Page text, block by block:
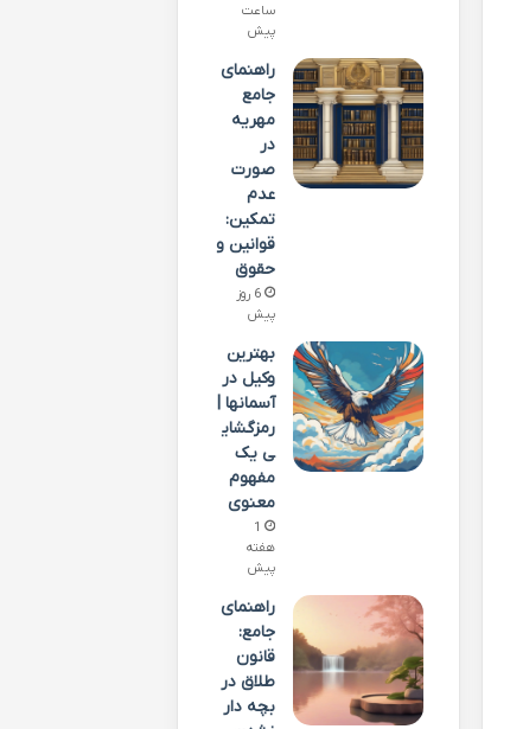
ساعت
پیش
راهنمای
جامع
مهریه
در
صورت
عدم
تمکین:
قوانین و
حقوق
6 روز
پیش
بهترین
وکیل در
آسمانها |
رمزگشای
ی یک
مفهوم
معنوی
1
هفته
پیش
راهنمای
جامع:
قانون
طلاق در
بچه دار